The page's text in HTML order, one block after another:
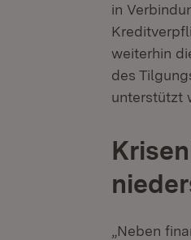
in
weiterhin
des
unterstützt
„Neben